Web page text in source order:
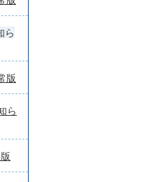
ら
版
ら